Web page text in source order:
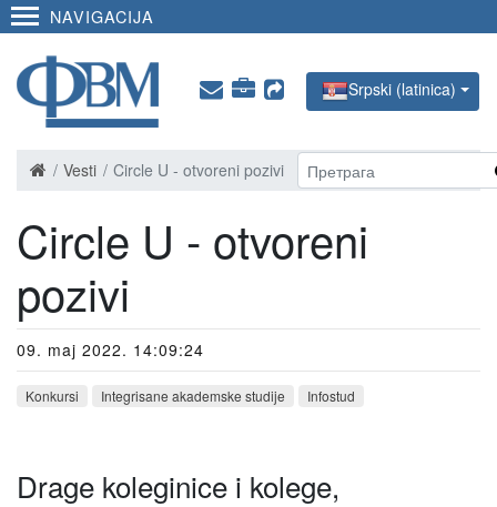
NAVIGACIJA
Srpski (latinica)
Vesti Circle U - otvoreni pozivi
Circle U - otvoreni
pozivi
09. maj 2022. 14:09:24
Konkursi Integrisane akademske studije Infostud
Drage koleginice i kolege,